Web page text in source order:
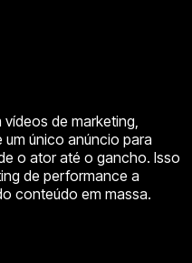
de marketing,
único anúncio para
o ator até o gancho. Isso
de performance a
conteúdo em massa.